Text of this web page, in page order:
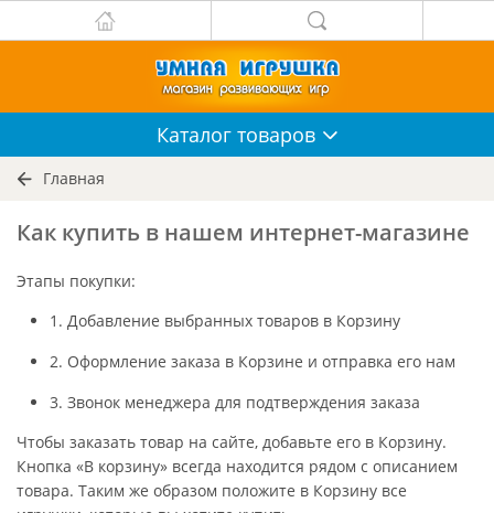
Каталог товаров
Главная
Как купить в нашем интернет-магазине
Этапы покупки:
1. Добавление выбранных товаров в Корзину
2. Оформление заказа в Корзине и отправка его нам
3. Звонок менеджера для подтверждения заказа
Чтобы заказать товар на сайте, добавьте его в Корзину.
Кнопка «В корзину» всегда находится рядом с описанием
товара. Таким же образом положите в Корзину все